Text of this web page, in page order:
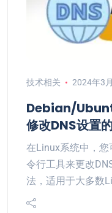
技术相关 2024年3
Debian/
修改DNS设置
在Linux系统中，
令行工具来更改
法，适用于大多数